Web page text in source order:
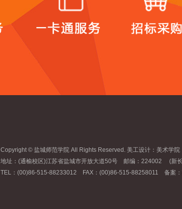
Copyright © 盐城师范学院 All Rights Reserved. 美工设计：美术
地址：(通榆校区)江苏省盐城市开放大道50号 邮编：224002 (新
TEL：(00)86-515-88233012 FAX：(00)86-515-88258011 备案：